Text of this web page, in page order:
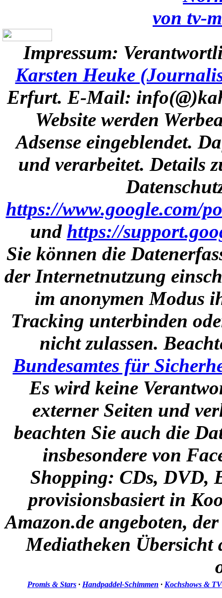
von tv-
Impressum:
Karsten Heuke
Erfurt. E-Mail:
Website werden
Adsense eingeblendet.
und verarbeitet. Details
https://www.google.com/
und https://
Sie können die
der Internetnutzung
im anonymen Modus
Tracking unterbinden
nicht zulassen.
Bundesamtes für
Es wird keine
externer Seiten und
beachten Sie auch die
insbesondere von
Shopping: CDs, DVD,
provisionsbasiert in
Amazon.de angeboten,
Mediatheken Übersicht
Promis & Stars · Handpaddel-Schimmen · Kochshows &